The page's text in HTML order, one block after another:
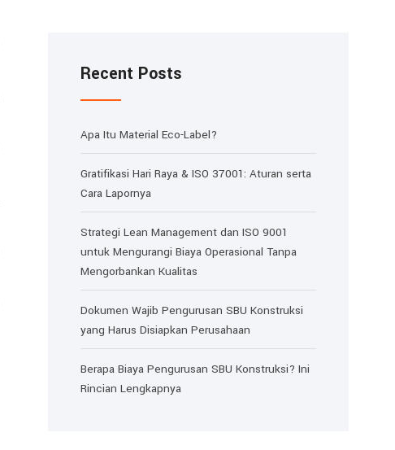
Recent Posts
Apa Itu Material Eco-Label?
Gratifikasi Hari Raya & ISO 37001: Aturan serta
Cara Lapornya
Strategi Lean Management dan ISO 9001
untuk Mengurangi Biaya Operasional Tanpa
Mengorbankan Kualitas
Dokumen Wajib Pengurusan SBU Konstruksi
yang Harus Disiapkan Perusahaan
Berapa Biaya Pengurusan SBU Konstruksi? Ini
Rincian Lengkapnya